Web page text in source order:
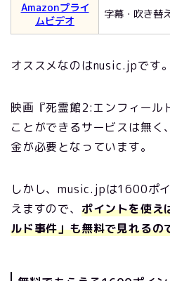
Amazonプライ
ムビデオ
字幕・吹き替
オススメなのはnusic.jpです。
映画『死霊館2:エンフィール
ことができるサービスは無く
金が必要となっています。
しかし、music.jpは1600ポ
えますので、 ポイントを使え
ルド事件」も無料で見れるの